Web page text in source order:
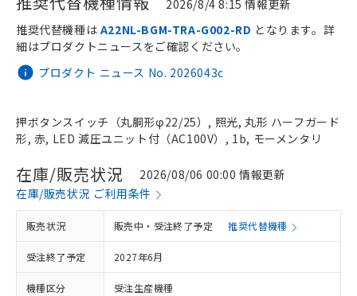
2026/8/4 8:15 情報更新
プロダクト ニュース No. 2026043c
推奨代替機種は A22NL-BGM-TRA-G002-RD となります。詳
細はプロダクトニュースをご確認ください。
押ボタンスイッチ（丸胴形φ22/25）, 照光, 丸形 ハーフガード
形, 赤, LED 減圧ユニット付（AC100V）, 1b, モーメンタリ
在庫/販売状況
2026/08/06 00:00 情報更新
在庫/販売状況 ご利用条件
販売状況 販売中・受注終了予定 推奨代替機種
受注終了予定 2027年6月
機種区分 受注生産機種